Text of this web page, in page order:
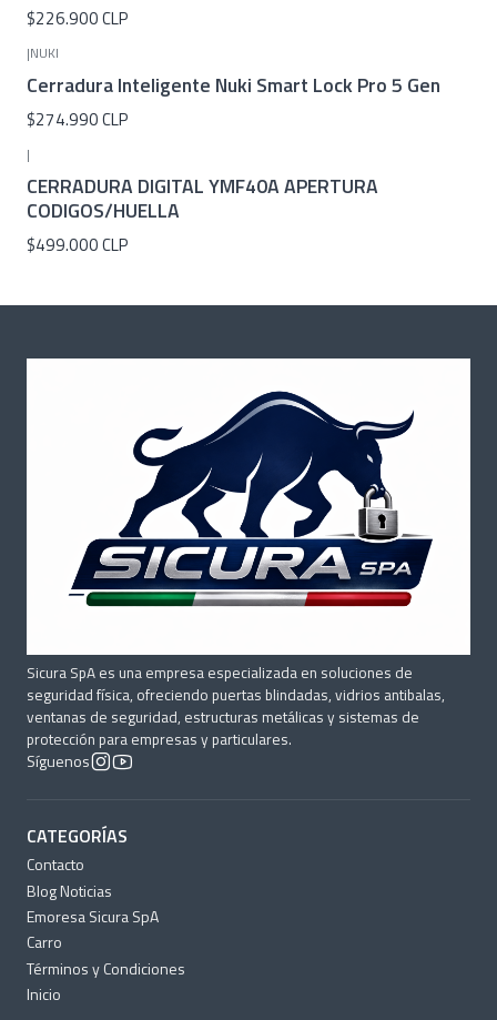
$226.900 CLP
|NUKI
Cerradura Inteligente Nuki Smart Lock Pro 5 Gen
$274.990 CLP
Agotado
|
CERRADURA DIGITAL YMF40A APERTURA
CODIGOS/HUELLA
$499.000 CLP
Sicura SpA es una empresa especializada en soluciones de
seguridad física, ofreciendo puertas blindadas, vidrios antibalas,
ventanas de seguridad, estructuras metálicas y sistemas de
protección para empresas y particulares.
Síguenos
CATEGORÍAS
Contacto
Blog Noticias
Emoresa Sicura SpA
Carro
Términos y Condiciones
Inicio